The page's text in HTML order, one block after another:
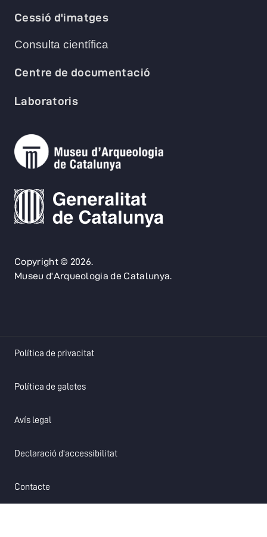
Copyright © 2026.
Museu d'Arqueologia de Catalunya.
Cessió d'imatges
Consulta científica
Centre de documentació
Laboratoris
Política de privacitatopens in a new tab
Política de galetesopens in a new tab
Avís legal
Declaració d'accessibilitatopens in a new tab
Contacte